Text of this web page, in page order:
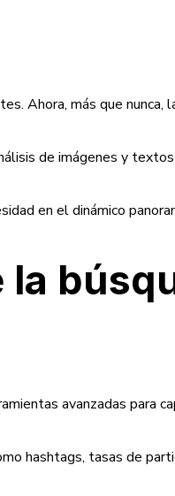
Ahora, más que nunca,
de imágenes y
en el dinámico
la
avanzadas para
hashtags, tasas de